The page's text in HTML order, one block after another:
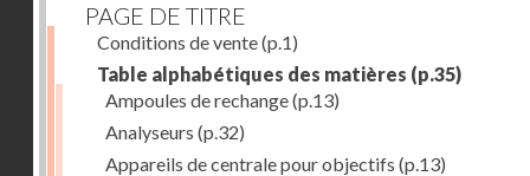
PAGE DE TITRE
Conditions de vente(p.1)
Table alphabétiques des matières (p.35)
Ampoules de rechange(p.13)
Analyseurs (p.32)
Appareils de centrale pour objectifs (p.13)